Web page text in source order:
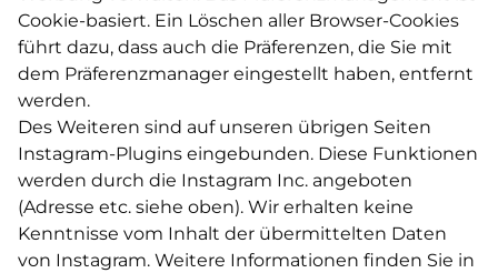
Cookie-basiert. Ein Löschen aller Browser-Cookies
führt dazu, dass auch die Präferenzen, die Sie mit
dem Präferenzmanager eingestellt haben, entfernt
werden.
Des Weiteren sind auf unseren übrigen Seiten
Instagram-Plugins eingebunden. Diese Funktionen
werden durch die Instagram Inc. angeboten
(Adresse etc. siehe oben). Wir erhalten keine
Kenntnisse vom Inhalt der übermittelten Daten
von Instagram. Weitere Informationen finden Sie in